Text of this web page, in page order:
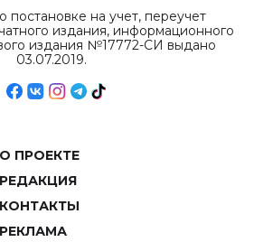
постановке на учет, переучет
издания, информационного
издания №17772-СИ выдано
03.07.2019.
О ПРОЕКТЕ
РЕДАКЦИЯ
КОНТАКТЫ
РЕКЛАМА